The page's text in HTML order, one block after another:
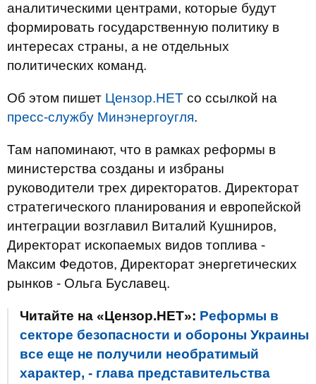
аналитическими центрами, которые будут
формировать государственную политику в
интересах страны, а не отдельных
политических команд.
Об этом пишет Цензор.НЕТ со ссылкой на
пресс-службу Минэнергоугля.
Там напоминают, что в рамках реформы в
министерства созданы и избраны
руководители трех директоратов. Директорат
стратегического планирования и европейской
интеграции возглавил Виталий Кушниров,
Директорат ископаемых видов топлива -
Максим Федотов, Директорат энергетических
рынков - Ольга Буславец.
Читайте на «Цензор.НЕТ»: Реформы в
секторе безопасности и обороны Украины
все еще не получили необратимый
характер, - глава представительства